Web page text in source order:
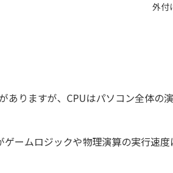
外付
ありますが、CPUはパソコン全体
ームロジックや物理演算の実行速